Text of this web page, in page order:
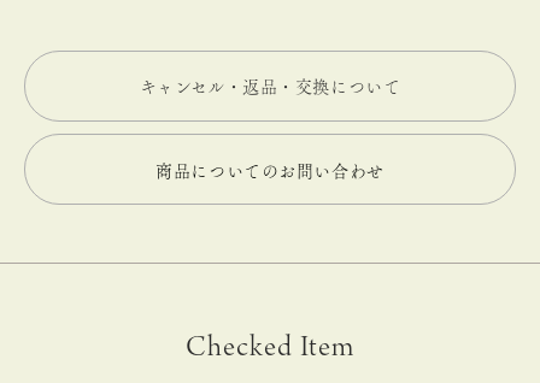
キャンセル・返品・交換について
商品についてのお問い合わせ
Checked Item